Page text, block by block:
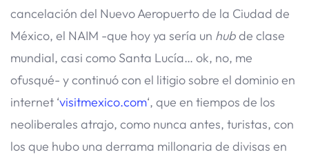
cancelación del Nuevo Aeropuerto de la Ciudad de
México, el NAIM -que hoy ya sería un hubde clase
mundial, casi como Santa Lucía… ok, no, me
ofusqué- y continuó con el litigio sobre el dominio en
internet ‘visitmexico.com‘, que en tiempos de los
neoliberales atrajo, como nunca antes, turistas, con
los que hubo una derrama millonaria de divisas en